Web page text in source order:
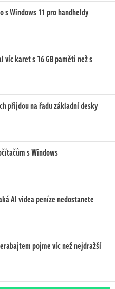
Windows 11 pro handheldy
víc karet s 16 GB paměti než s
přijdou na řadu základní desky
s Windows
AI videa peníze nedostanete
pojme víc než nejdražší